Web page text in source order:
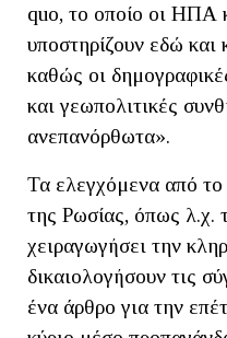
quo, το οποίο οι ΗΠΑ
υποστηρίζουν εδώ και
καθώς οι
και γεωπολιτικές
ανεπανόρθωτα».
Τα ελεγχόμενα από
της Ρωσίας, όπως λ.χ.
χειραγωγήσει την
δικαιολογήσουν τις
ένα άρθρο για την